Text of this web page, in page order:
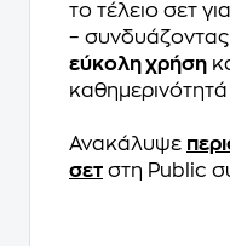
το τέλειο σετ
– συνδυάζοντας
εύκολη χρήση
Ανακάλυψε
σετ στη Public